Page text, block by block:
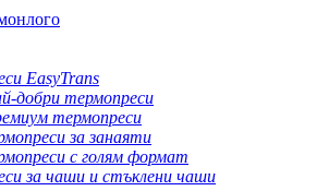
EasyTrans
добри термопреси
термопреси
за занаяти
с голям формат
за чаши и стъклени чаши